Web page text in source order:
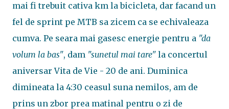
mai fi trebuit cativa km la bicicleta, dar facand un
fel de sprint pe MTB sa zicem ca se echivaleaza
cumva. Pe seara mai gasesc energie pentru a "da
volum la bas", dam "sunetul mai tare" la concertul
aniversar Vita de Vie - 20 de ani. Duminica
dimineata la 4:30 ceasul suna nemilos, am de
prins un zbor prea matinal pentru o zi de